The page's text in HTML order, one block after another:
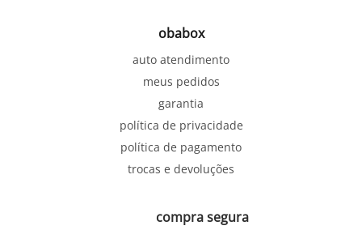
obabox
auto atendimento
meus pedidos
garantia
política de privacidade
política de pagamento
trocas e devoluções
compra segura